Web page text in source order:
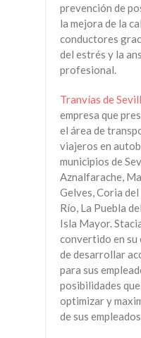
prevención de
la mejora de la
conductores
del estrés y la
profesional.
Tranvías de
empresa que
el área de
viajeros en
municipios de
Aznalfarache,
Gelves, Coria
Río, La Puebla
Isla Mayor.
convertido en su
de desarrollar
para sus
posibilidades
optimizar y
de sus empleados.